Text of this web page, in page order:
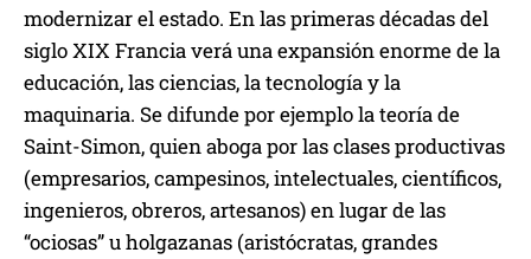
modernizar el estado. En las primeras décadas del
siglo XIX Francia verá una expansión enorme de la
educación, las ciencias, la tecnología y la
maquinaria. Se difunde por ejemplo la teoría de
Saint-Simon, quien aboga por las clases productivas
(empresarios, campesinos, intelectuales, científicos,
ingenieros, obreros, artesanos) en lugar de las
“ociosas” u holgazanas (aristócratas, grandes